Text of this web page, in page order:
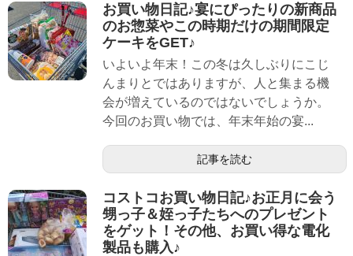
お買い物日記♪宴にぴったりの新商品
のお惣菜やこの時期だけの期間限定
ケーキをGET♪
いよいよ年末！この冬は久しぶりにこじ
んまりとではありますが、人と集まる機
会が増えているのではないでしょうか。
今回のお買い物では、年末年始の宴...
記事を読む
コストコお買い物日記♪お正月に会う
甥っ子＆姪っ子たちへのプレゼント
をゲット！その他、お買い得な電化
製品も購入♪